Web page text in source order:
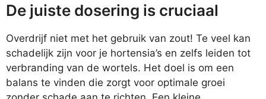
De juiste dosering is cruciaal
Overdrijf niet met het gebruik van zout! Te veel kan
schadelijk zijn voor je hortensia’s en zelfs leiden tot
verbranding van de wortels. Het doel is om een
balans te vinden die zorgt voor optimale groei